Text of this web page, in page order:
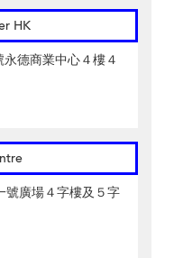
HK
德商業中心４樓４
號廣場４字樓及５字